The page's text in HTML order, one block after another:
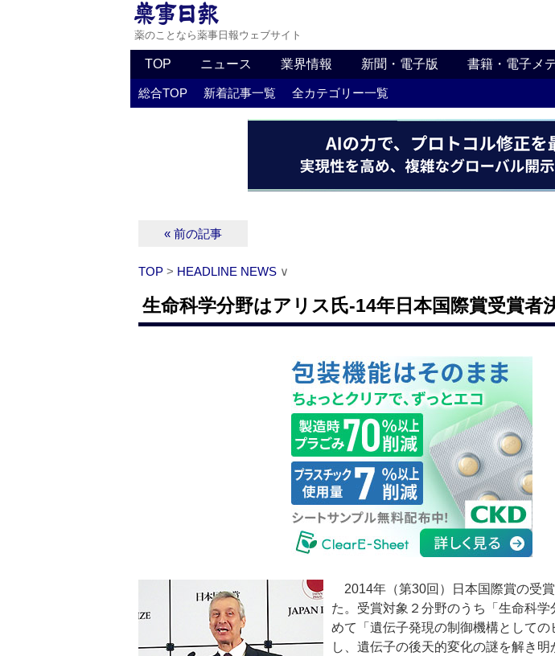
薬のことなら薬事日報ウェブサイト
TOP ニュース 業界情報 新聞・電子版 書籍・電子メ
総合TOP 新着記事一覧 全カテゴリー一覧
« 前の記事
TOP > HEADLINE NEWS ∨
生命科学分野はアリス氏‐14年日本国際賞受賞者
2014年（第30回）日本国際賞の受
た。受賞対象２分野のうち「生命科
めて「遺伝子発現の制御機構としての
し、遺伝子の後天的変化の謎を解き明